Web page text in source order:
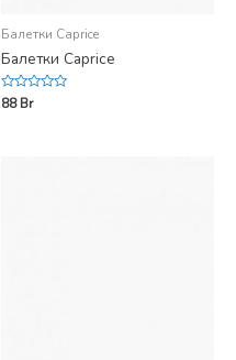
Балетки Caprice
Балетки Caprice
Rated
0
88Br